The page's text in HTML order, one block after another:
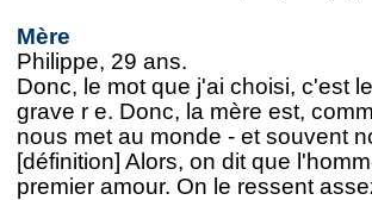
Mère
Philippe, 29 ans.
Donc, le mot que j'ai choisi, c'est
grave r e. Donc, la mère est,
nous met au monde - et souvent
[définition] Alors, on dit que
premier amour. On le ressent